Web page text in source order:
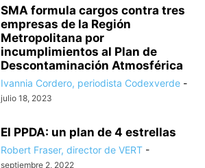
SMA formula cargos contra tres
empresas de la Región
Metropolitana por
incumplimientos al Plan de
Descontaminación Atmosférica
Ivannia Cordero, periodista Codexverde -
julio 18, 2023
El PPDA: un plan de 4 estrellas
Robert Fraser, director de VERT -
septiembre 2, 2022